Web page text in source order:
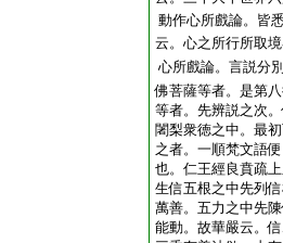
動作心所戲論。皆
云。心之所行所取
心所戲論。言説分
佛菩薩等者。是第
等者。先辨説之次
闍梨衆徳之中。最
之者。一順梵文語
也。仁王經良賁疏
生信五根之中先列
萬善。五力之中先
能動。故華嚴云。